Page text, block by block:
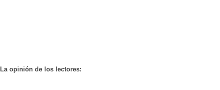
La opinión de los lectores: